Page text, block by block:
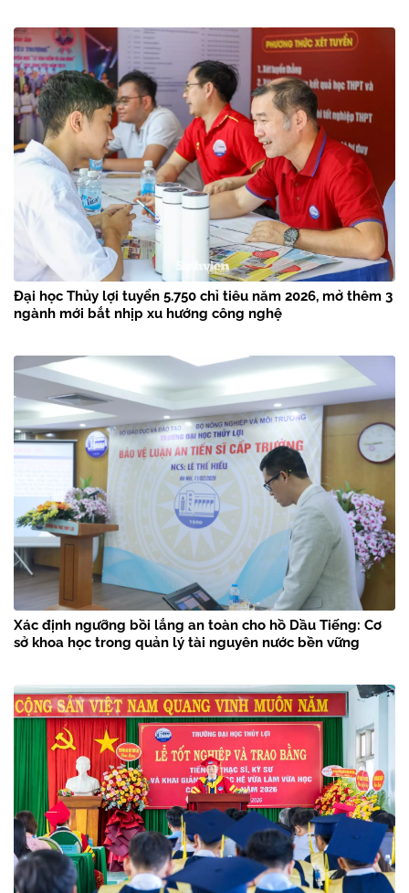
Đại học Thủy lợi tuyển 5.750 chỉ tiêu năm 2026, mở thêm 3
ngành mới bắt nhịp xu hướng công nghệ
Xác định ngưỡng bồi lắng an toàn cho hồ Dầu Tiếng: Cơ
sở khoa học trong quản lý tài nguyên nước bền vững